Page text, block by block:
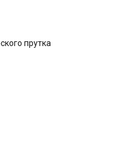
прутка